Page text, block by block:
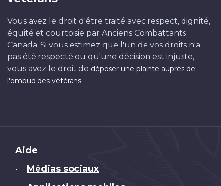
Vous avez le droit d'être traité avec respect, dignité,
équité et courtoisie par Anciens Combattants
Canada. Si vous estimez que l'un de vos droits n'a
pas été respecté ou qu'une décision est injuste,
vous avez le droit de déposer une plainte auprès de
l'ombud des vétérans.
Brand
Aide
• Médias sociaux